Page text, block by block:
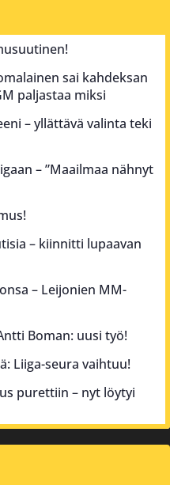
sai kahdeksan
paljastaa miksi
– yllättävä valinta teki
– ”Maailmaa nähnyt
– kiinnitti lupaavan
– Leijonien MM-
Boman: uusi työ!
Liiga-seura vaihtuu!
purettiin – nyt löytyi